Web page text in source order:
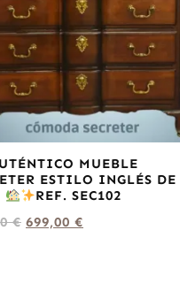
MUEBLE
ESTILO INGLÉS DE
REF. SEC102
€ 699,00 €